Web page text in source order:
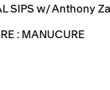
SIPS w/ Anthony
: MANUCURE